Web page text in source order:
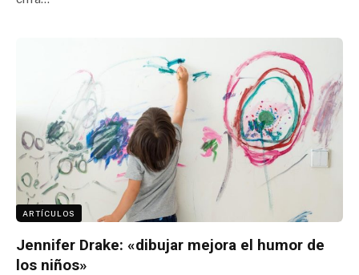
ARTÍCULOS
Jennifer Drake: «dibujar mejora el humor de
los niños»